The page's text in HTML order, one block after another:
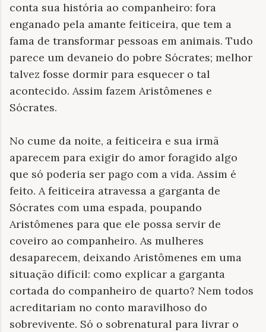
conta sua história ao companheiro: fora
enganado pela amante feiticeira, que tem a
fama de transformar pessoas em animais. Tudo
parece um devaneio do pobre Sócrates; melhor
talvez fosse dormir para esquecer o tal
acontecido. Assim fazem Aristômenes e
Sócrates.
No cume da noite, a feiticeira e sua irmã
aparecem para exigir do amor foragido algo
que só poderia ser pago com a vida. Assim é
feito. A feiticeira atravessa a garganta de
Sócrates com uma espada, poupando
Aristômenes para que ele possa servir de
coveiro ao companheiro. As mulheres
desaparecem, deixando Aristômenes em uma
situação difícil: como explicar a garganta
cortada do companheiro de quarto? Nem todos
acreditariam no conto maravilhoso do
sobrevivente. Só o sobrenatural para livrar o